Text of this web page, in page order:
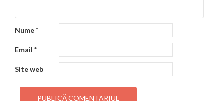
Nume*
Email *
Site web